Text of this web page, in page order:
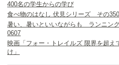
400名の学生からの学び
食べ物のはなし 伏見シリーズ その350
暑い、暑いといいながらも ランニン
0607
映画「フォー・トレイルズ 限界を超え
け」